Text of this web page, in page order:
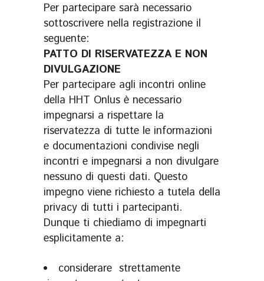
Per partecipare sarà necessario
sottoscrivere nella registrazione il
seguente:
PATTO DI RISERVATEZZA E NON
DIVULGAZIONE
Per partecipare agli incontri online
della HHT Onlus è necessario
impegnarsi a rispettare la
riservatezza di tutte le informazioni
e documentazioni condivise negli
incontri e impegnarsi a non divulgare
nessuno di questi dati. Questo
impegno viene richiesto a tutela della
privacy di tutti i partecipanti.
Dunque ti chiediamo di impegnarti
esplicitamente a:
considerare strettamente